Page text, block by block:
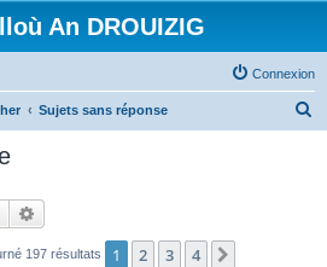
An DROUIZIG
Connexion
Sujets sans réponse
Rechercher
197 résultats 1 2 3 4